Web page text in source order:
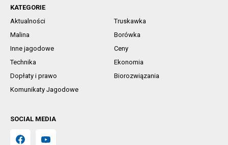
KATEGORIE
Aktualności
Truskawka
Malina
Borówka
Inne jagodowe
Ceny
Technika
Ekonomia
Dopłaty i prawo
Biorozwiązania
Komunikaty Jagodowe
SOCIAL MEDIA